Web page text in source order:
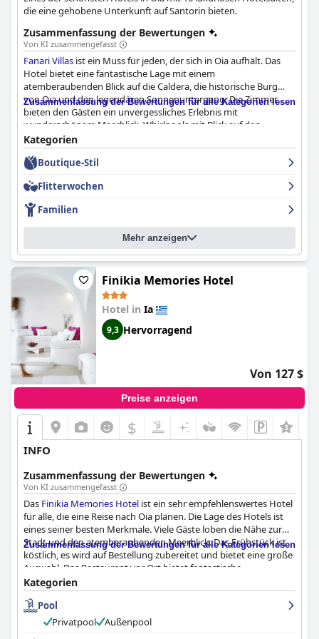
die eine gehobene Unterkunft auf Santorin bieten.
Zusammenfassung der Bewertungen
Von KI zusammengefasst
Fanari Villas ist ein Muss für jeden, der sich in Oia aufhält. Das
Hotel bietet eine fantastische Lage mit einem
atemberaubenden Blick auf die Caldera, die historische Burg
von Oia und den legendären Sonnenuntergang. Die Zimmer
bieten den Gästen ein unvergessliches Erlebnis mit
wunderschönem Meerblick, Whirlpools mit Blick auf den
Sonnenuntergang und einer erstklassigen Lage für Fotos von
der blauen Kuppel am frühen Morgen. Das Personal ist
außergewöhnlich, bietet einen professionellen und
Gäste in jeder Hinsicht. Das Frühstücksbuffet wurde
unterschiedlich bewertet, aber viele Gäste fanden das Essen
köstlich und schön zubereitet. Der Pool ist eine großartige
Ergänzung zu der ohnehin schon atemberaubenden Aussicht
und der großartigen Lage.Fanari Villasist ein romantischer und
einladender Ort mit charmanten Villen und einem
unglaublichen Blick auf die Caldera, ideal für Paare, die ihre
Romantik wieder aufleben lassen wollen.
Zusammenfassung der Bewertungen für alle Kategorien lesen
Kategorien
Boutique-Stil
Flitterwochen
Familien
Mehr anzeigen
Finikia Memories Hotel
Hotel in Ia
9,3 Hervorragend
Von 127 $
Preise anzeigen
$
INFO
Zusammenfassung der Bewertungen
Von KI zusammengefasst
Das Finikia Memories Hotel ist ein sehr empfehlenswertes Hotel
für alle, die eine Reise nach Oia planen. Die Lage des Hotels ist
eines seiner besten Merkmale. Viele Gäste loben die Nähe zur
Stadt und den atemberaubenden Meerblick. Das Frühstück ist
köstlich, es wird auf Bestellung zubereitet und bietet eine große
Auswahl. Das Restaurant vor Ort bietet fantastische
Essensmöglichkeiten mit tadellosem Essen und
atemberaubender Aussicht. Die Zimmer sind hübsch, geräumig
und wunderschön eingerichtet und bieten Annehmlichkeiten
wie frische Handtücher und mehrere Arten von Kissen. Das
Hotel legt großen Wert auf Sauberkeit und die Gäste
Zusammenfassung der Bewertungen für alle Kategorien lesen
Kategorien
Pool
Privatpool
Außenpool